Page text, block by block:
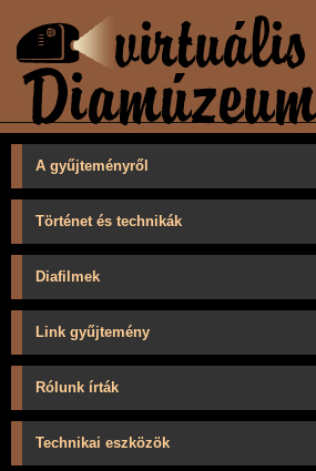
A gyűjteményről
Történet és technikák
Diafilmek
Link gyűjtemény
Rólunk írták
Technikai eszközök